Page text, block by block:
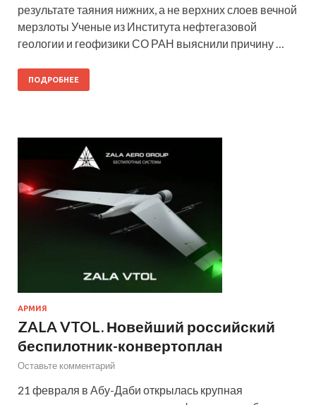
результате таяния нижних, а не верхних слоев вечной
мерзлоты Ученые из Института нефтегазовой
геологии и геофизики СО РАН выяснили причину …
ПОДРОБНЕЕ
АРМИЯ
ZALA VTOL. Новейший российский
беспилотник-конвертоплан
Оставьте комментарий
21 февраля в Абу-Даби открылась крупная